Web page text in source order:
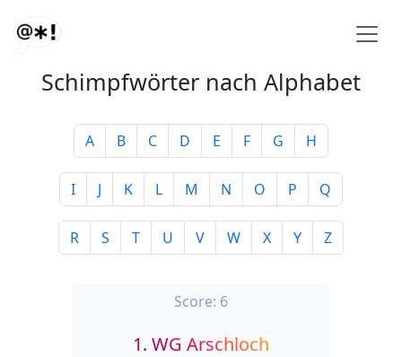
Schimpfwörter nach Alphabet
A B C D E F G H
I J K L M N O P Q
R S T U V W X Y Z
Score: 6
1. WG Arschloch